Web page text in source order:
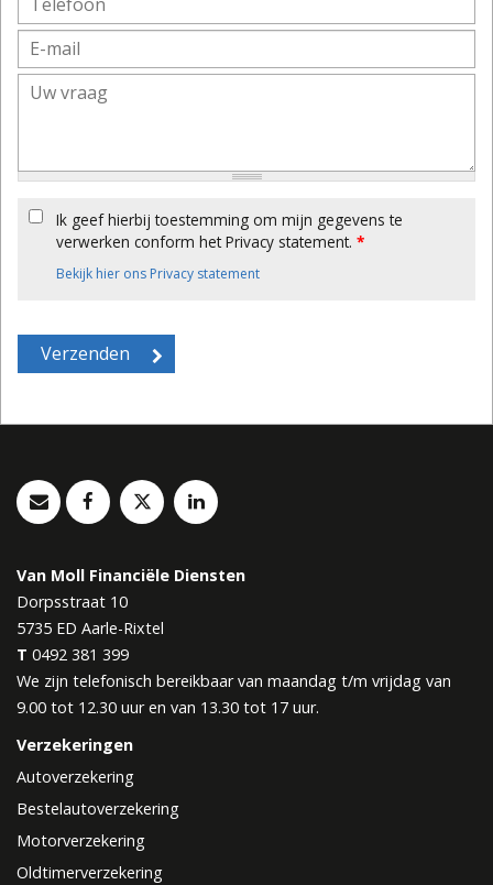
Ik geef hierbij toestemming om mijn gegevens te
verwerken conform het Privacy statement. *
Bekijk hier ons Privacy statement
Van Moll Financiële Diensten
Dorpsstraat 10
5735 ED Aarle-Rixtel
T 0492 381 399
We zijn telefonisch bereikbaar van maandag t/m vrijdag van
9.00 tot 12.30 uur en van 13.30 tot 17 uur.
Verzekeringen
Autoverzekering
Bestelautoverzekering
Motorverzekering
Oldtimerverzekering